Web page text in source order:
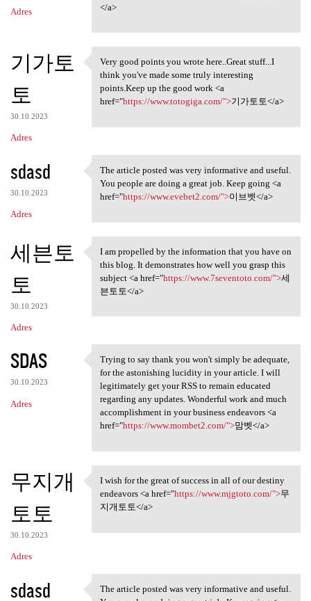
Adres
</a>
기가토
토
30.10.2023
Adres
Very good points you wrote
Very good points you wrote here..Great stuff...I
think you've made some truly interesting
points.Keep up the good work <a
href="https://www.totogiga.com/">기가토토</a>
sdasd
30.10.2023
Adres
The article posted was very
The article posted was very informative and useful.
You people are doing a great job. Keep going <a
href="https://www.evebet2.com/">이브벳</a>
세븐토
토
30.10.2023
Adres
I am propelled by the
I am propelled by the information that you have on
this blog. It demonstrates how well you grasp this
subject <a href="https://www.7seventoto.com/">세
븐토토</a>
SDAS
30.10.2023
Adres
Trying to say thank you won't
Trying to say thank you won't simply be adequate,
for the astonishing lucidity in your article. I will
legitimately get your RSS to remain educated
regarding any updates. Wonderful work and much
accomplishment in your business endeavors <a
href="https://www.mombet2.com/">맘벳</a>
무지개
토토
30.10.2023
Adres
I wish for the great of
I wish for the great of success in all of our destiny
endeavors <a href="https://www.mjgtoto.com/">무
지개토토</a>
sdasd
The article posted was very informative and useful.